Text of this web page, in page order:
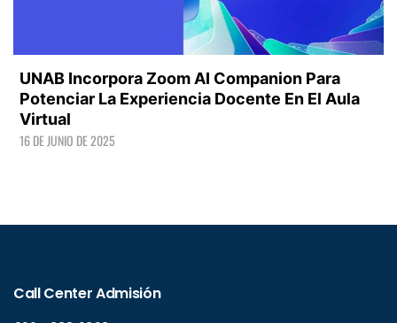
UNAB Incorpora Zoom AI Companion Para
Potenciar La Experiencia Docente En El Aula
Virtual
16 DE JUNIO DE 2025